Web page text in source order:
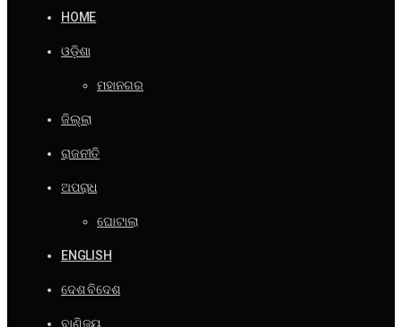
HOME
ଓଡ଼ିଶା
ମହାନଗର
ଜିଲ୍ଲା
ରାଜନୀତି
ଅପରାଧ
ଘୋଟାଲା
ENGLISH
ଦେଶ ବିଦେଶ
ବାଣିଜ୍ୟ